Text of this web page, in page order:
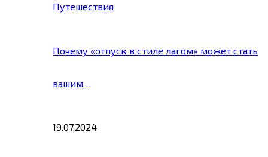
Путешествия
Почему «отпуск в стиле лагом» может стать
вашим…
19.07.2024